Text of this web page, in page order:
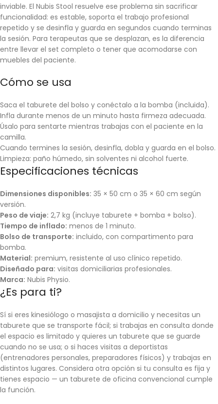
inviable. El Nubis Stool resuelve ese problema sin sacrificar
funcionalidad: es estable, soporta el trabajo profesional
repetido y se desinfla y guarda en segundos cuando terminas
la sesión. Para terapeutas que se desplazan, es la diferencia
entre llevar el set completo o tener que acomodarse con
muebles del paciente.
Cómo se usa
Saca el taburete del bolso y conéctalo a la bomba (incluida).
Infla durante menos de un minuto hasta firmeza adecuada.
Úsalo para sentarte mientras trabajas con el paciente en la
camilla.
Cuando termines la sesión, desinfla, dobla y guarda en el bolso.
Limpieza: paño húmedo, sin solventes ni alcohol fuerte.
Especificaciones técnicas
Dimensiones disponibles: 35 × 50 cm o 35 × 60 cm según
versión.
Peso de viaje: 2,7 kg (incluye taburete + bomba + bolso).
Tiempo de inflado: menos de 1 minuto.
Bolso de transporte: incluido, con compartimento para
bomba.
Material: premium, resistente al uso clínico repetido.
Diseñado para: visitas domiciliarias profesionales.
Marca: Nubis Physio.
¿Es para ti?
Sí si eres kinesiólogo o masajista a domicilio y necesitas un
taburete que se transporte fácil; si trabajas en consulta donde
el espacio es limitado y quieres un taburete que se guarde
cuando no se usa; o si haces visitas a deportistas
(entrenadores personales, preparadores físicos) y trabajas en
distintos lugares. Considera otra opción si tu consulta es fija y
tienes espacio — un taburete de oficina convencional cumple
la función.